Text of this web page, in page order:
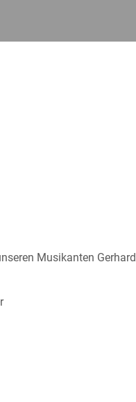
Musikanten Gerhard